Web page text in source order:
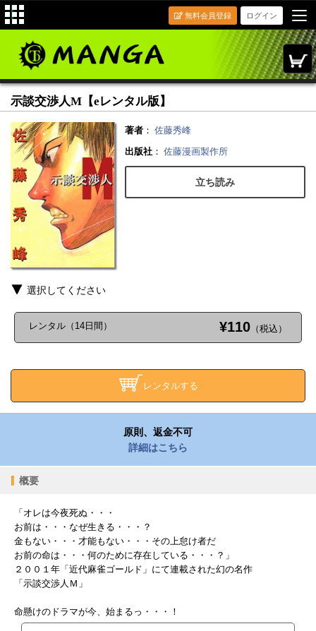
ログイン
無料会員登録
示談交渉人M【eレンタル版】
著者 ： 佐藤秀峰
出版社 ： 佐藤漫画製作所
立ち読み
選択してください
レンタル（14日間） ¥110 （税込）
レンタルする
原則、返金不可
詳細はこちら
概要
「オレは今夜死ぬ・・・
お前は・・・なぜ生きる・・・？
金もない・・・才能もない・・・その上怠け者だ
お前の命は・・・何のために存在している・・・？」
２００１年「近代麻雀ゴールド」にて連載された幻の名作
「示談交渉人Ｍ」
命懸けのドラマが今、始まるっ・・・！